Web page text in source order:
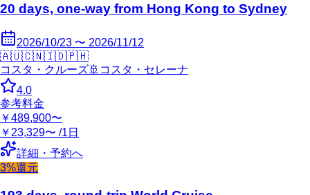
20 days, one-way from Hong Kong to Sydney
2026/10/23 〜 2026/11/12
🇦🇺🇨🇳🇮🇩🇵🇭
コスタ・クルーズ🚢 コスタ・セレーナ
4.0
参考料金
￥489,900〜
￥23,329〜 /1日
詳細・予約へ
3%還元